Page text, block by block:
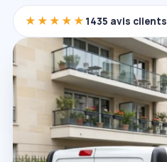
★★★★★ 1435 avis clients